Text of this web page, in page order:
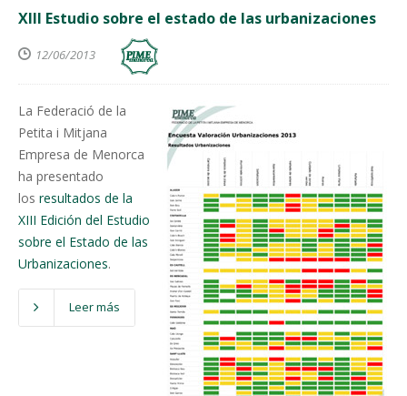
XIII Estudio sobre el estado de las urbanizaciones
12/06/2013
La Federació de la
Petita i Mitjana
Empresa de Menorca
ha presentado
los resultados de la
XIII Edición del Estudio
sobre el Estado de las
Urbanizaciones.
Leer más